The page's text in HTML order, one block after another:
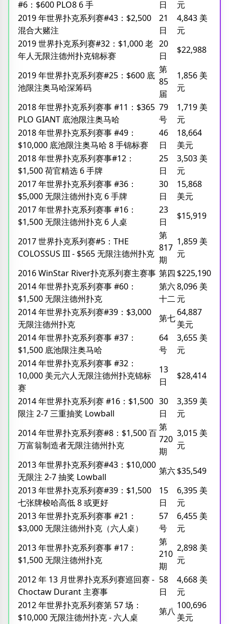
#6：$600 PLO8 6 手 日
元
2019 年世界扑克系列赛#43：$2,500
混合大赌注
21
日
4,843 美
元
2019 世界扑克系列赛#32：$1,000 老
年人无限注德州扑克锦标赛
20
日
$22,988
2019 年世界扑克系列赛#25：$600 底
池限注奥马哈深筹码
第
85
届
1,856 美
元
2018 年世界扑克系列赛事 #11：$365
PLO GIANT 底池限注奥马哈
79
号
1,719 美
元
2018 年世界扑克系列赛事 #49：
$10,000 底池限注奥马哈 8 手锦标赛
46
日
18,664
美元
2018 年世界扑克系列赛事#12：
$1,500 荷官精选 6 手牌
25
日
3,503 美
元
2017 年世界扑克系列赛事 #36：
$5,000 无限注德州扑克 6 手牌
30
日
15,868
美元
2017 年世界扑克系列赛事 #16：
$1,500 无限注德州扑克 6 人桌
23
日
$15,919
2017 世界扑克系列赛#5：THE
COLOSSUS III - $565 无限注德州扑克
第
817
期
1,859 美
元
2016 WinStar River扑克系列赛主赛事 第四 $225,190
2014 年世界扑克系列赛事 #60：
$1,500 无限注德州扑克
第六
十二
8,096 美
元
2014 年世界扑克系列赛#39：$3,000
无限注德州扑克
第七
64,887
美元
2014 年世界扑克系列赛事 #37：
$1,500 底池限注奥马哈
64
号
3,655 美
元
2014 年世界扑克系列赛事 #32：
10,000 美元六人无限注德州扑克锦标
赛
13
日
$28,414
2014 年世界扑克系列赛 #16：$1,500
限注 2-7 三重抽奖 Lowball
30
日
3,359 美
元
2014 年世界扑克系列赛#8：$1,500 百
万富翁制造者无限注德州扑克
第
720
期
3,015 美
元
2013 年世界扑克系列赛#43：$10,000
无限注 2-7 抽奖 Lowball
第六$35,549
2013 年世界扑克系列赛#39：$1,500
七张牌梭哈高低 8 或更好
15
日
6,395 美
元
2013 年世界扑克系列赛事 #21：
$3,000 无限注德州扑克（六人桌）
57
号
6,455 美
元
2013 年世界扑克系列赛事 #17：
$1,500 无限注德州扑克
第
210
期
2,898 美
元
2012 年 13 月世界扑克系列赛巡回赛 -
Choctaw Durant 主赛事
58
日
4,668 美
元
2012 年世界扑克系列赛第 57 场：
$10,000 无限注德州扑克 - 六人桌
第八
100,696
美元